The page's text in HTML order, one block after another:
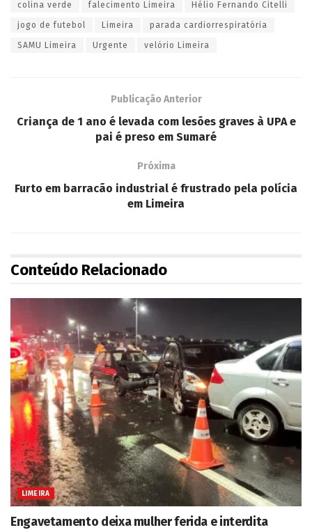
colina verde falecimento Limeira Hélio Fernando Citelli
jogo de futebol Limeira parada cardiorrespiratória
SAMU Limeira Urgente velório Limeira
Publicação Anterior
Criança de 1 ano é levada com lesões graves à UPA e
pai é preso em Sumaré
Próxima
Furto em barracão industrial é frustrado pela polícia
em Limeira
Conteúdo Relacionado
LIMEIRA
Engavetamento deixa mulher ferida e interdita